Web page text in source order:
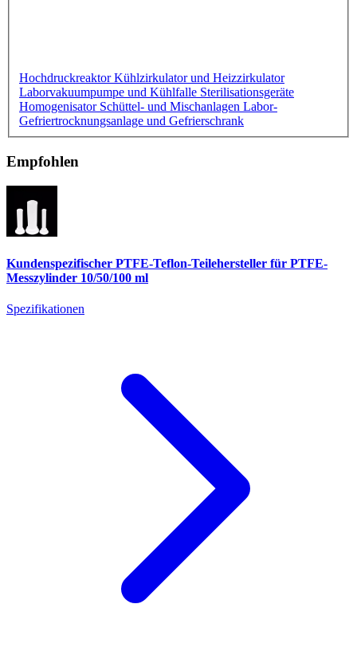
HochdruckreaktorKühlzirkulator und Heizzirkulator
Laborvakuumpumpe und Kühlfalle Sterilisationsgeräte
Homogenisator Schüttel- und Mischanlagen Labor-
Gefriertrocknungsanlage und Gefrierschrank
Empfohlen
Kundenspezifischer PTFE-Teflon-Teilehersteller für PTFE-
Messzylinder 10/50/100 ml
Spezifikationen